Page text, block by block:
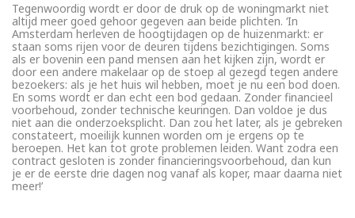
Tegenwoordig wordt er door de druk op de woningmarkt niet
altijd meer goed gehoor gegeven aan beide plichten. ‘In
Amsterdam herleven de hoogtijdagen op de huizenmarkt: er
staan soms rijen voor de deuren tijdens bezichtigingen. Soms
als er bovenin een pand mensen aan het kijken zijn, wordt er
door een andere makelaar op de stoep al gezegd tegen andere
bezoekers: als je het huis wil hebben, moet je nu een bod doen.
En soms wordt er dan echt een bod gedaan. Zonder financieel
voorbehoud, zonder technische keuringen. Dan voldoe je dus
niet aan die onderzoeksplicht. Dan zou het later, als je gebreken
constateert, moeilijk kunnen worden om je ergens op te
beroepen. Het kan tot grote problemen leiden. Want zodra een
contract gesloten is zonder financieringsvoorbehoud, dan kun
je er de eerste drie dagen nog vanaf als koper, maar daarna niet
meer!’